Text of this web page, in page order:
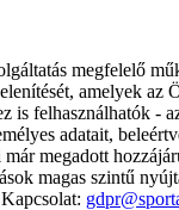
megfelelő
amelyek az
is felhasználhatók -
adatait,
megadott
magas szintű